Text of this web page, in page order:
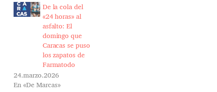
De la cola del
«24 horas» al
asfalto: El
domingo que
Caracas se puso
los zapatos de
Farmatodo
24.marzo.2026
En «De Marcas»